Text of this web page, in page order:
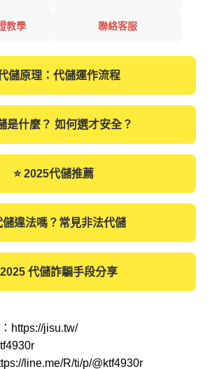
教學 聯絡客服
儲原理：代儲運作流程
是什麼？ 如何選才安全？
⭐ 2025代儲推薦
儲違法嗎？常見非法代儲
2025 代儲詐騙手段分享
https://jisu.tw/
line.me/R/ti/p/@ktf4930r